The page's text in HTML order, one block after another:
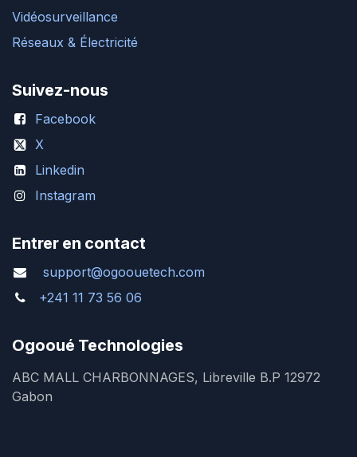
Vidéosurveillance
Réseaux & Électricité
Suivez-nous
Facebook
X
Linkedin
Instagram
Entrer en contact
support@ogoouetech.com
+241 11 73 56 06
Ogooué Technologies
ABC MALL CHARBONNAGES, Libreville B.P 12972
Gabon